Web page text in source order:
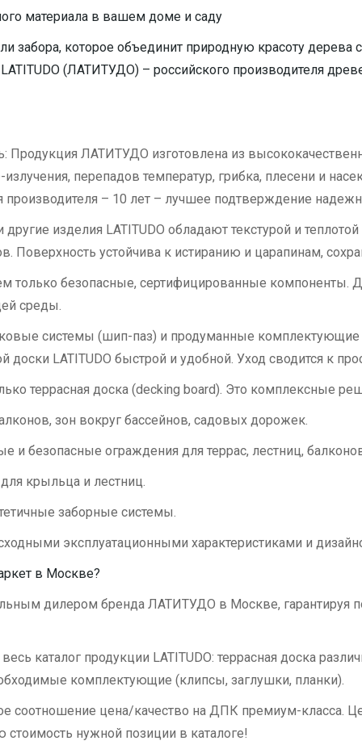
материала в вашем доме и саду
забора, которое объединит природную красоту
(ЛАТИТУДО) – российского производителя
Продукция ЛАТИТУДО изготовлена из
перепадов температур, грибка, плесени и
производителя – 10 лет – лучшее подтверждение
изделия LATITUDO обладают текстурой и
Поверхность устойчива к истиранию и царапинам,
только безопасные, сертифицированные
среды.
системы (шип-паз) и продуманные
доски LATITUDO быстрой и удобной. Уход сводится к
террасная доска (decking board). Это комплексные
зон вокруг бассейнов, садовых дорожек.
безопасные ограждения для террас, лестниц,
крыльца и лестниц.
заборные системы.
эксплуатационными характеристиками и
в Москве?
дилером бренда ЛАТИТУДО в Москве, гарантируя
каталог продукции LATITUDO: террасная доска
комплектующие (клипсы, заглушки, планки).
соотношение цена/качество на ДПК премиум-класса.
нужной позиции в каталоге!